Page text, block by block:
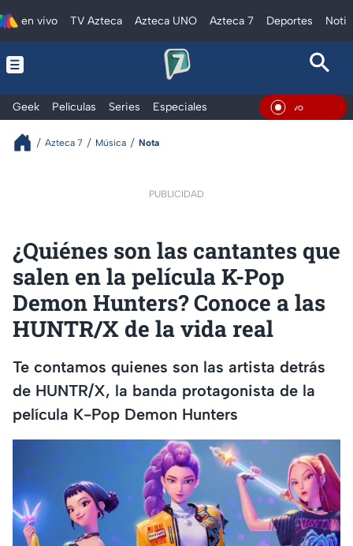
en vivo TV Azteca Azteca UNO Azteca 7 Deportes
Geek Películas Series Especiales En
Azteca 7 Música Nota
PUBLICIDAD
¿Quiénes son las cantantes que
salen en la película K-Pop
Demon Hunters? Conoce a las
HUNTR/X de la vida real
Te contamos quienes son las artista detrás
de HUNTR/X, la banda protagonista de la
película K-Pop Demon Hunters